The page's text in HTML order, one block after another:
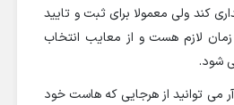
کند ولی معمولا برای ثبت و تایید
48 ساعت زمان لازم هست و از معایب انتخاب
شود.
می توانید از هرجایی که هاست خود